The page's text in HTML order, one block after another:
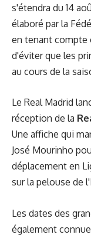
s'étendra du 14
élaboré par la
en tenant compte
d'éviter que les
au cours de la
Le Real Madrid
réception de la
Une affiche qui
José Mourinho
déplacement en
sur la pelouse de
Les dates des
également